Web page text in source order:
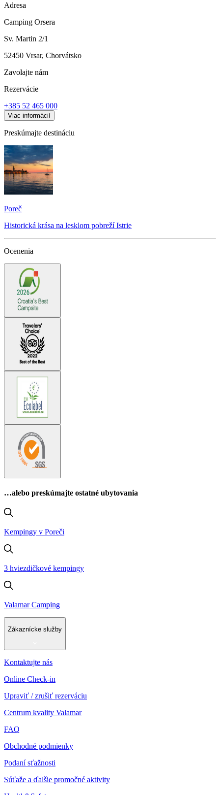
Adresa
Camping Orsera
Sv. Martin 2/1
52450 Vrsar, Chorvátsko
Zavolajte nám
Rezervácie
+385 52 465 000
Viac informácií
Preskúmajte destináciu
Poreč
Historická krása na lesklom pobreží Istrie
Ocenenia
…alebo preskúmajte ostatné ubytovania
Kempingy v Poreči
3 hviezdičkové kempingy
Valamar Camping
Zákaznícke služby
Kontaktujte nás
Online Check-in
Upraviť / zrušiť rezerváciu
Centrum kvality Valamar
FAQ
Obchodné podmienky
Podaní sťažnosti
Súťaže a ďalšie promočné aktivity